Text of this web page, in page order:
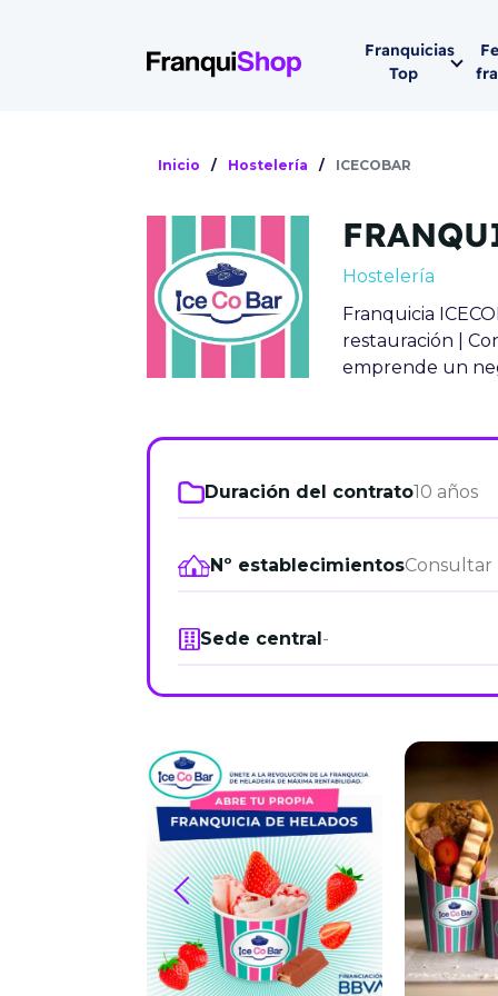
Franquicias
Top
Hostelería
Estética y
Vending08-
Madrid
Municipal
Lleva tu
Inicio / Hostelería / ICECOBAR
Hostelería
Franquicia
restauración |
emprende un
Duración del contrato10 años
Nº establecimientosConsultar
Sede central-
prev